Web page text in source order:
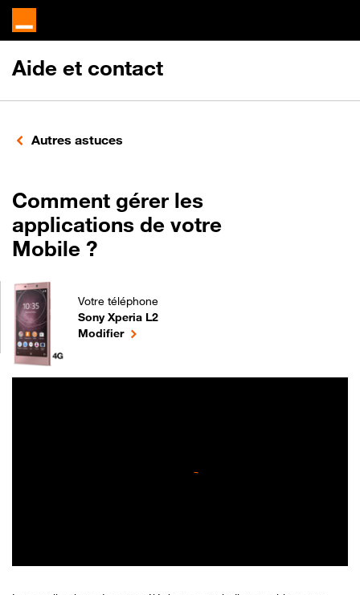
Aide et contact
Autres astuces
Comment gérer les
applications de votre
Mobile ?
Votre téléphone
Sony Xperia L2
Comment gérer les applications de votre Mobile ?
Modifierle téléphone sélectionné